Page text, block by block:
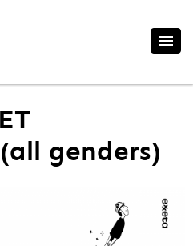
genders)